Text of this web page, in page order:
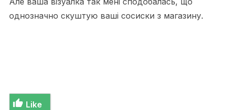
однозначно скуштую ваші сосиски з магазину.
Like